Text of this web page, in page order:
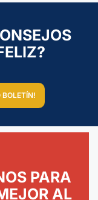
BOLETÍN!
PARA
AL